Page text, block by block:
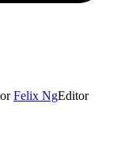
Felix NgEditor